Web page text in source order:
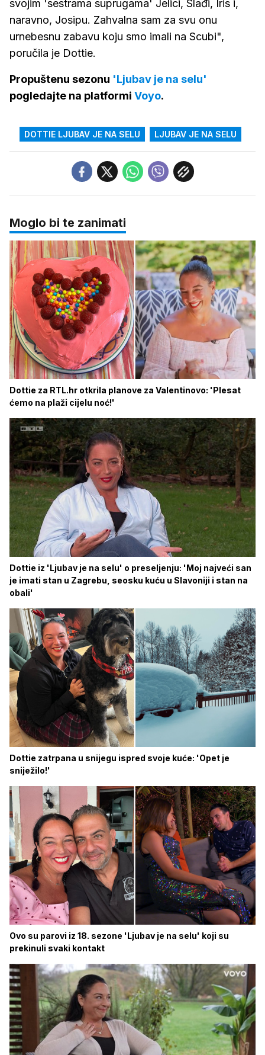
svojim 'sestrama suprugama' Jelici, Slađi, Iris i,
naravno, Josipu. Zahvalna sam za svu onu
urnebesnu zabavu koju smo imali na Scubi",
poručila je Dottie.
Propuštenu sezonu 'Ljubav je na selu'
pogledajte na platformi Voyo.
DOTTIE LJUBAV JE NA SELU LJUBAV JE NA SELU
Moglo bi te zanimati
Dottie za RTL.hr otkrila planove za Valentinovo: 'Plesat
ćemo na plaži cijelu noć!'
Dottie iz 'Ljubav je na selu' o preseljenju: 'Moj najveći san
je imati stan u Zagrebu, seosku kuću u Slavoniji i stan na
obali'
Dottie zatrpana u snijegu ispred svoje kuće: 'Opet je
sniježilo!'
Ovo su parovi iz 18. sezone 'Ljubav je na selu' koji su
prekinuli svaki kontakt